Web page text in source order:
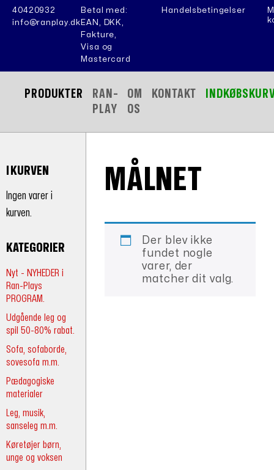
40420932
info@ranplay.dk
Betal med:
EAN, DKK,
Fakture,
Visa og
Mastercard
Handelsbetingelser
PRODUKTER
RAN-
PLAY
OM
OS
KONTAKT
I KURVEN
Ingen varer i
kurven.
KATEGORIER
Nyt - NYHEDER i
Ran-Plays
PROGRAM.
Udgående leg og
spil 50-80% rabat.
Sofa, sofaborde,
sovesofa m.m.
Pædagogiske
materialer
Leg, musik,
sanseleg m.m.
Køretøjer børn,
unge og voksen
MÅLNET
Der blev ikke
fundet nogle
varer, der
matcher dit valg.